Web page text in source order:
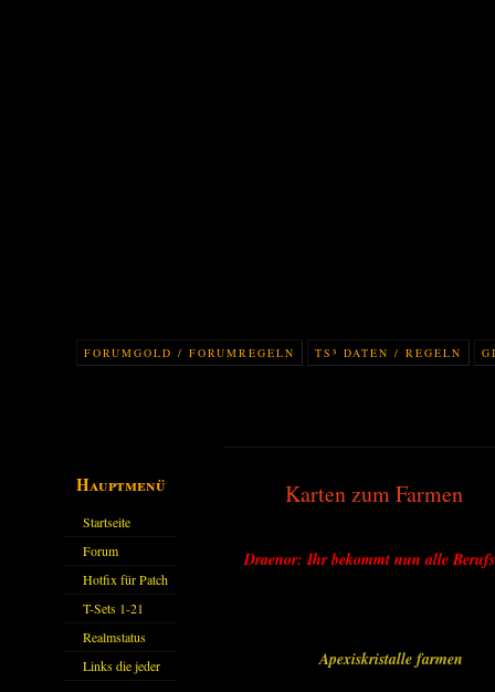
FORUMGOLD / FORUMREGELN TS³ DATEN / REGELN
Hauptmenü
Startseite
Forum
Hotfix für Patch
11.X
T-Sets 1-21
Realmstatus
Links die jeder
Karten zum Farmen
Draenor: Ihr bekommt nun alle
Apexiskristalle farmen